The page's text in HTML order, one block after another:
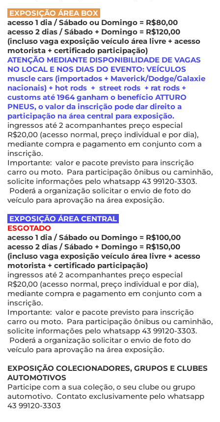
EXPOSIÇÃO ÁREA BOX
acesso 1 dia / Sábado ou Domingo = R$80,00
acesso 2 dias / Sábado + Domingo = R$120,00
(incluso vaga exposição veículo área livre + acesso
motorista + certificado participação)
ATENÇÃO MEDIANTE DISPONIBILIDADE DE VAGAS
NO LOCAL E NOS DIAS DO EVENTO: VEÍCULOS
muscle cars (importados + Maverick/Dodge/Galaxie
nacionais) + hot rods + street rods + rat rods +
customs até 1964 ganham o benefício ATTURO
PNEUS, o valor da inscrição pode dar direito a
participação na área central para exposição.
ingressos até 2 acompanhantes preço especial
R$20,00 (acesso normal, preço individual e por dia),
mediante compra e pagamento em conjunto com a
inscrição.
Importante: valor e pacote previsto para inscrição
carro ou moto. Para participação ônibus ou caminhão,
solicite informações pelo whatsapp 43 99120-3303.
Poderá a organização solicitar o envio de foto do
veículo para aprovação na área exposição.
EXPOSIÇÃO ÁREA CENTRAL
ESGOTADO
acesso 1 dia / Sábado ou Domingo = R$100,00
acesso 2 dias / Sábado + Domingo = R$150,00
(incluso vaga exposição veículo área livre + acesso
motorista + certificado participação)
ingressos até 2 acompanhantes preço especial
R$20,00 (acesso normal, preço individual e por dia),
mediante compra e pagamento em conjunto com a
inscrição.
Importante: valor e pacote previsto para inscrição
carro ou moto. Para participação ônibus ou caminhão,
solicite informações pelo whatsapp 43 99120-3303.
Poderá a organização solicitar o envio de foto do
veículo para aprovação na área exposição.
EXPOSIÇÃO COLECIONADORES, GRUPOS E CLUBES
AUTOMOTIVOS
Participe com a sua coleção, o seu clube ou grupo
automotivo. Contato exclusivamente pelo whatsapp
43 99120-3303